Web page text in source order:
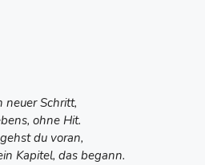
neuer Schritt,
ohne Hit.
du voran,
Kapitel, das begann.